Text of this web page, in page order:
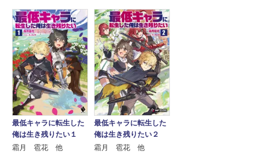
最低キャラに転生した
俺は生き残りたい１
霜月 雹花 他
最低キャラに転生した
俺は生き残りたい２
霜月 雹花 他